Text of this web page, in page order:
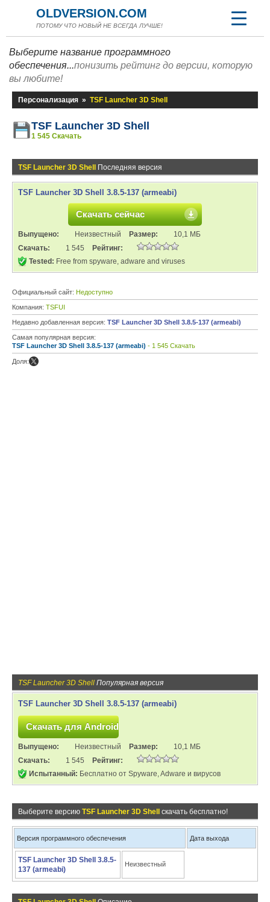
OLDVERSION.COM
ПОТОМУ ЧТО НОВЫЙ НЕ ВСЕГДА ЛУЧШЕ!
Выберите название программного
обеспечения...понизить рейтинг до версии, которую
вы любите!
Персонализация » TSF Launcher 3D Shell
TSF Launcher 3D Shell
1 545 Скачать
TSF Launcher 3D Shell Последняя версия
TSF Launcher 3D Shell 3.8.5-137 (armeabi)
Скачать сейчас
Выпущено: Неизвестный Размер:
10,1 МБ
Скачать:
1 545
Рейтинг:
Tested: Free from spyware, adware and viruses
Официальный сайт: Недоступно
Компания: TSFUI
Недавно добавленная версия: TSF Launcher 3D Shell 3.8.5-137 (armeabi)
Самая популярная версия:
TSF Launcher 3D Shell 3.8.5-137 (armeabi) - 1 545 Скачать
Доля:
TSF Launcher 3D Shell Популярная версия
TSF Launcher 3D Shell 3.8.5-137 (armeabi)
Выпущено: Неизвестный Размер:
10,1 МБ
Скачать:
1 545
Рейтинг:
Испытанный: Бесплатно от Spyware, Adware и вирусов
Выберите версию TSF Launcher 3D Shell скачать бесплатно!
Версия программного обеспечения Дата выхода
TSF Launcher 3D Shell 3.8.5-
137 (armeabi)
Неизвестный